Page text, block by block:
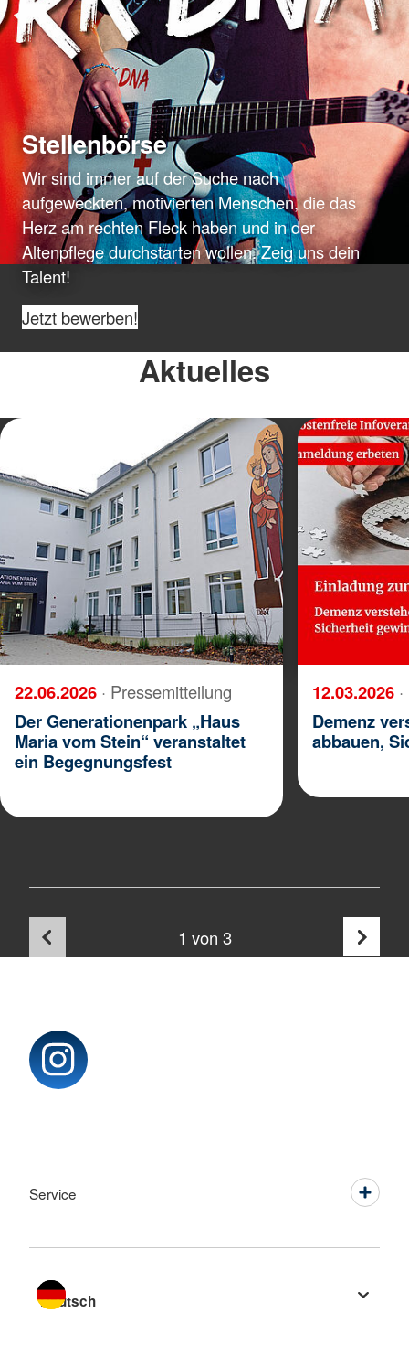
Stellenbörse
Wir sind immer auf der Suche nach
aufgeweckten, motivierten Menschen, die das
Herz am rechten Fleck haben und in der
Altenpflege durchstarten wollen. Zeig uns dein
Talent!
Jetzt bewerben!
Aktuelles
22.06.2026 · Pressemitteilung
Der Generationenpark „Haus
Maria vom Stein“ veranstaltet
ein Begegnungsfest
12.03.2026
Demenz
abbauen,
1 von 3
Service
Sprache wechseln zu